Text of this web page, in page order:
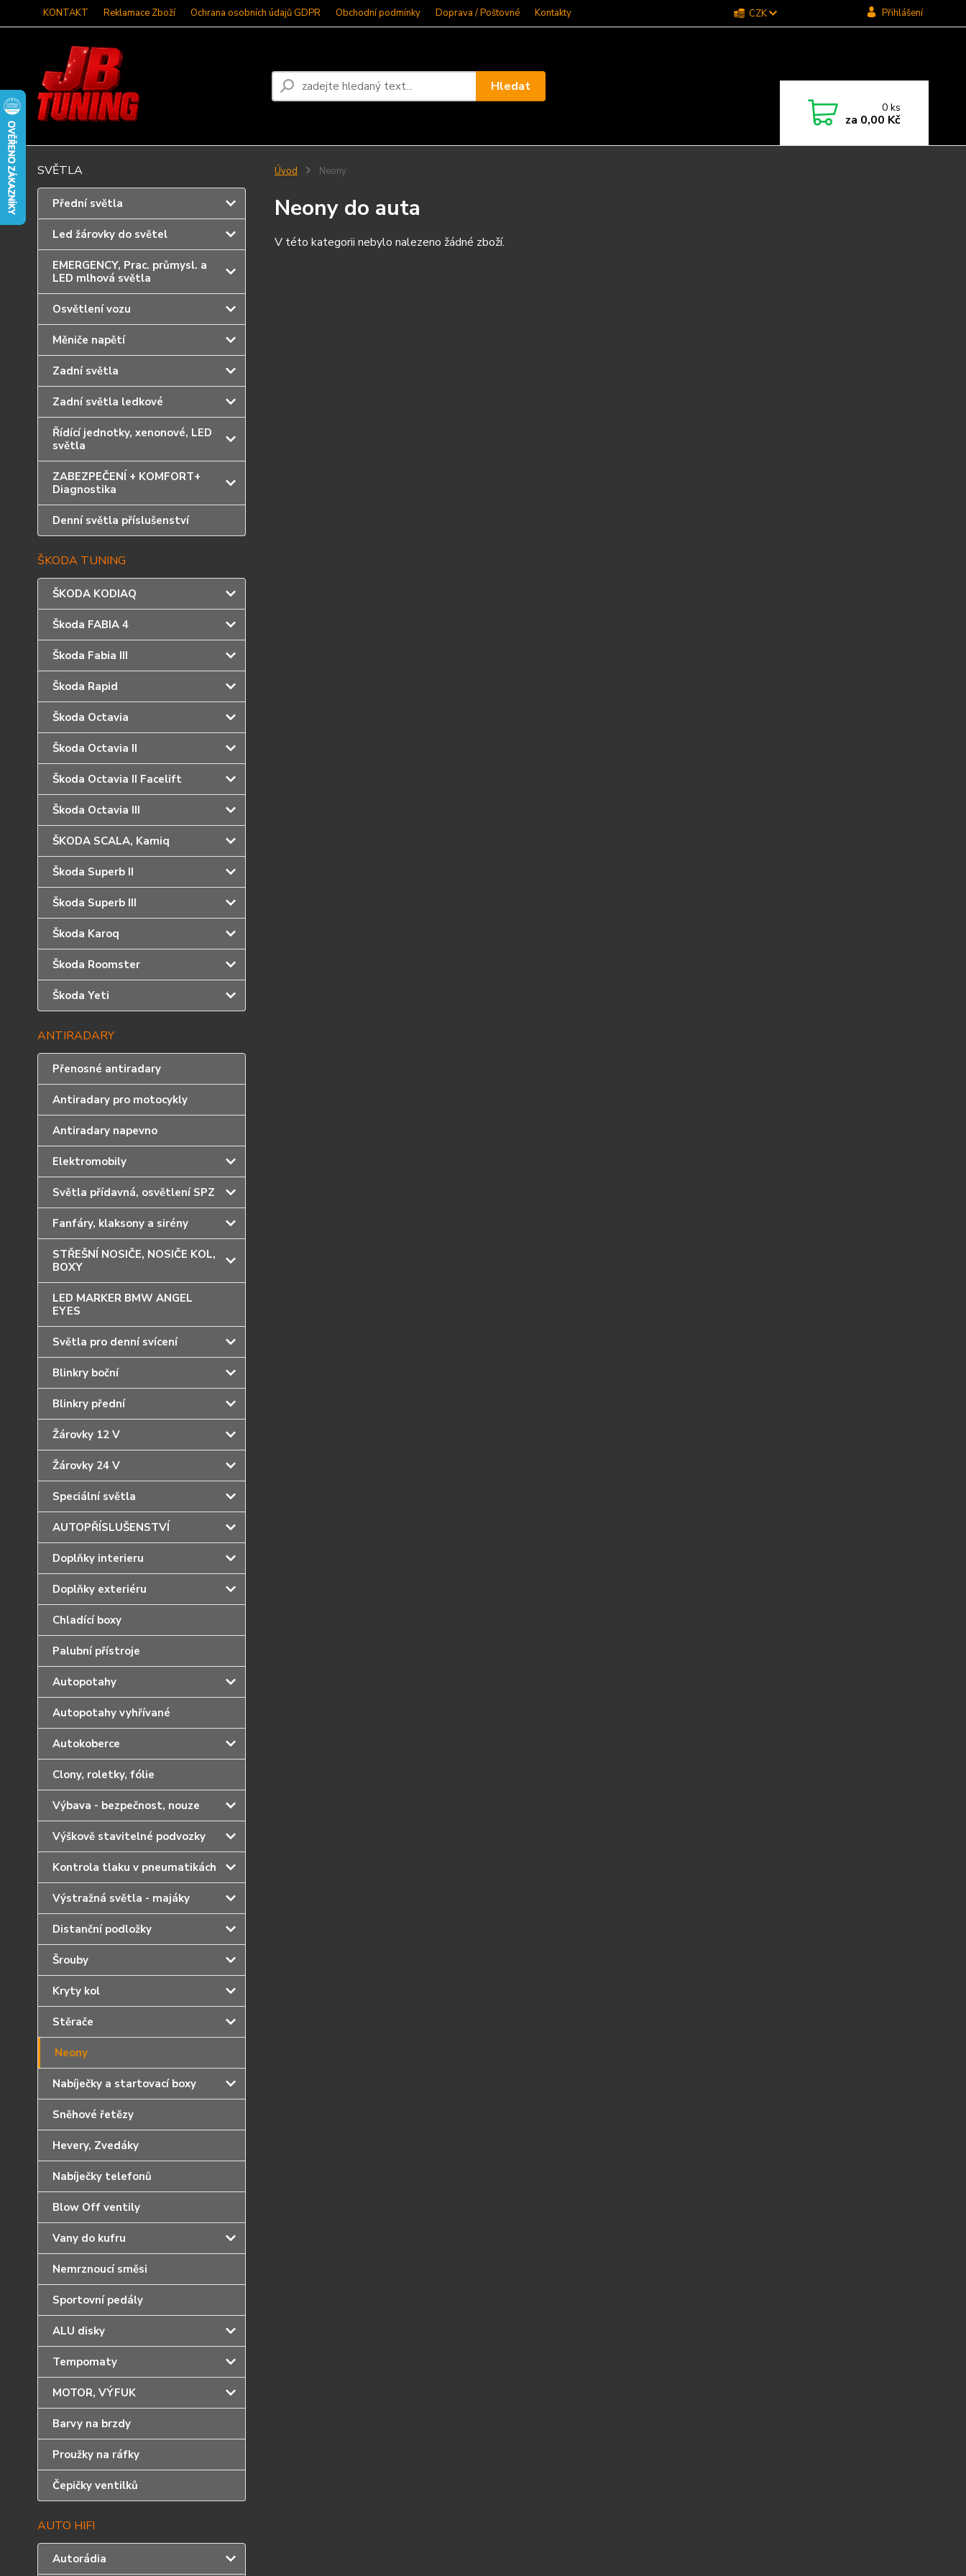
KONTAKT Reklamace Zboží Ochrana osobních údajů GDPR Obchodní podmínky Doprava / Poštovné Kontakty CZK Přihlášení
Hledat
0ks
za 0,00 Kč
SVĚTLA
Přední světla
Led žárovky do světel
EMERGENCY, Prac. průmysl. a
LED mlhová světla
Osvětlení vozu
Měniče napětí
Zadní světla
Zadní světla ledkové
Řídící jednotky, xenonové, LED
světla
ZABEZPEČENÍ + KOMFORT+
Diagnostika
Denní světla příslušenství
ŠKODA TUNING
ŠKODA KODIAQ
Škoda FABIA 4
Škoda Fabia III
Škoda Rapid
Škoda Octavia
Škoda Octavia II
Škoda Octavia II Facelift
Škoda Octavia III
ŠKODA SCALA, Kamiq
Škoda Superb II
Škoda Superb III
Škoda Karoq
Škoda Roomster
Škoda Yeti
ANTIRADARY
Přenosné antiradary
Antiradary pro motocykly
Antiradary napevno
Elektromobily
Světla přídavná, osvětlení SPZ
Fanfáry, klaksony a sirény
STŘEŠNÍ NOSIČE, NOSIČE KOL,
BOXY
LED MARKER BMW ANGEL
EYES
Světla pro denní svícení
Blinkry boční
Blinkry přední
Žárovky 12 V
Žárovky 24 V
Speciální světla
AUTOPŘÍSLUŠENSTVÍ
Doplňky interieru
Doplňky exteriéru
Chladící boxy
Palubní přístroje
Autopotahy
Autopotahy vyhřívané
Autokoberce
Clony, roletky, fólie
Výbava - bezpečnost, nouze
Výškově stavitelné podvozky
Kontrola tlaku v pneumatikách
Výstražná světla - majáky
Distanční podložky
Šrouby
Kryty kol
Stěrače
Neony
Nabíječky a startovací boxy
Sněhové řetězy
Hevery, Zvedáky
Nabíječky telefonů
Blow Off ventily
Vany do kufru
Nemrznoucí směsi
Sportovní pedály
ALU disky
Tempomaty
MOTOR, VÝFUK
Barvy na brzdy
Proužky na ráfky
Čepičky ventilků
AUTO HIFI
Autorádia
Úvod Neony
Neony do auta
V této kategorii nebylo nalezeno žádné zboží.